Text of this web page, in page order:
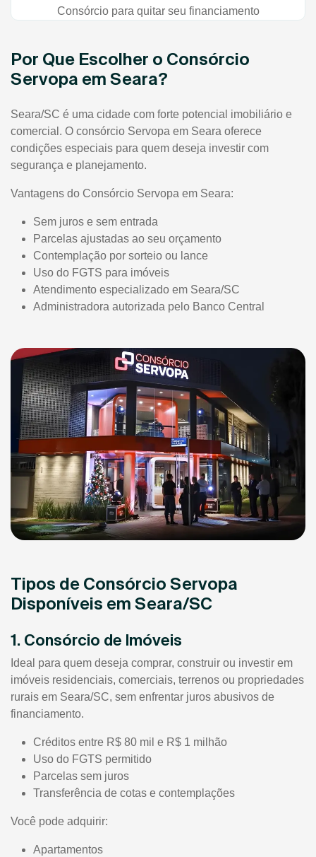
Consórcio para quitar seu financiamento
Por Que Escolher o Consórcio
Servopa em Seara?
Seara/SC é uma cidade com forte potencial imobiliário e
comercial. O consórcio Servopa em Seara oferece
condições especiais para quem deseja investir com
segurança e planejamento.
Vantagens do Consórcio Servopa em Seara:
Sem juros e sem entrada
Parcelas ajustadas ao seu orçamento
Contemplação por sorteio ou lance
Uso do FGTS para imóveis
Atendimento especializado em Seara/SC
Administradora autorizada pelo Banco Central
Tipos de Consórcio Servopa
Disponíveis em Seara/SC
1. Consórcio de Imóveis
Ideal para quem deseja comprar, construir ou investir em
imóveis residenciais, comerciais, terrenos ou propriedades
rurais em Seara/SC, sem enfrentar juros abusivos de
financiamento.
Créditos entre R$ 80 mil e R$ 1 milhão
Uso do FGTS permitido
Parcelas sem juros
Transferência de cotas e contemplações
Você pode adquirir:
Apartamentos